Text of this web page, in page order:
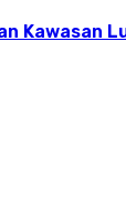
Kawasan